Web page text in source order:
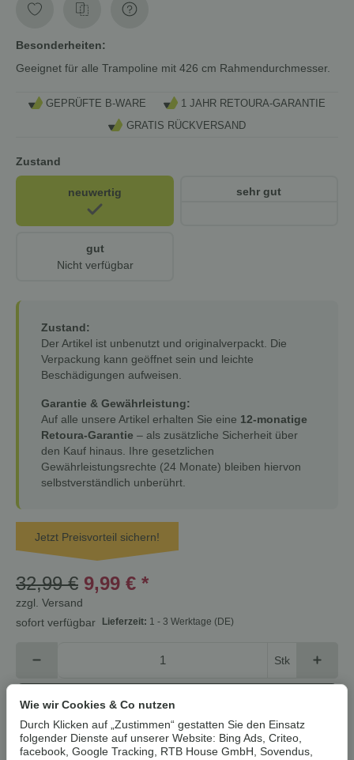
Besonderheiten:
Geeignet für alle Trampoline mit 426 cm Rahmendurchmesser.
GEPRÜFTE B-WARE
1 JAHR RETOURA-GARANTIE
GRATIS RÜCKVERSAND
Zustand
neuwertig sehr gut
gut
Nicht verfügbar
Zustand:
Der Artikel ist unbenutzt und originalverpackt. Die
Verpackung kann geöffnet sein und leichte
Beschädigungen aufweisen.
Garantie & Gewährleistung:
Auf alle unsere Artikel erhalten Sie eine 12-monatige
Retoura-Garantie – als zusätzliche Sicherheit über
den Kauf hinaus. Ihre gesetzlichen
Gewährleistungsrechte (24 Monate) bleiben hiervon
selbstverständlich unberührt.
Jetzt Preisvorteil sichern!
32,99 € 9,99 € *
zzgl. Versand
sofort verfügbar
Lieferzeit: 1 - 3 Werktage (DE)
Stk
In den Warenkorb
Cookies erlauben
Wie wir Cookies & Co nutzen
Durch Klicken auf „Zustimmen“ gestatten Sie den Einsatz
folgender Dienste auf unserer Website: Bing Ads, Criteo,
facebook, Google Tracking, RTB House GmbH, Sovendus,